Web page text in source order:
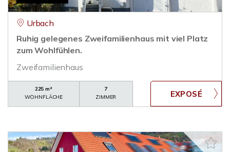
Urbach
Ruhig gelegenes Zweifamilienhaus mit viel Platz
zum Wohlfühlen.
Zweifamilienhaus
225 m²
WOHNFLÄCHE
7
ZIMMER